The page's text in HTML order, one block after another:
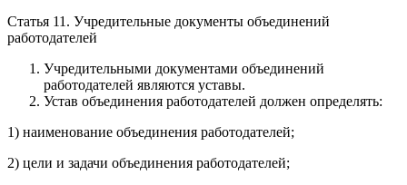
Статья 11. Учредительные документы объединений
работодателей
Учредительными документами объединений
работодателей являются уставы.
Устав объединения работодателей должен определять:
1) наименование объединения работодателей;
2) цели и задачи объединения работодателей;